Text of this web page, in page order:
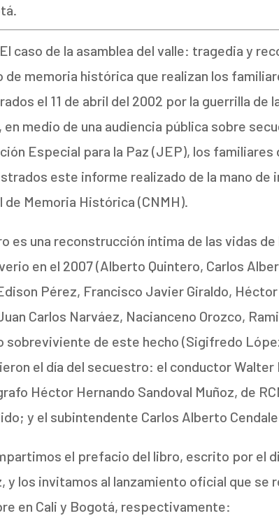
caso de la asamblea del valle: tragedia y
de memoria histórica que realizan los
el 11 de abril del 2002 por la guerrilla de
en medio de una audiencia pública sobre
Especial para la Paz (JEP), los familiares
este informe realizado de la mano de
de Memoria Histórica (CNMH).
es una reconstrucción íntima de las vidas
en el 2007 (Alberto Quintero, Carlos
Pérez, Francisco Javier Giraldo,
Carlos Narváez, Nacianceno Orozco,
sobreviviente de este hecho (Sigifredo
el día del secuestro: el conductor
Héctor Hernando Sandoval Muñoz, de
y el subintendente Carlos Alberto
el prefacio del libro, escrito por el
y los invitamos al lanzamiento oficial que se
en Cali y Bogotá, respectivamente: